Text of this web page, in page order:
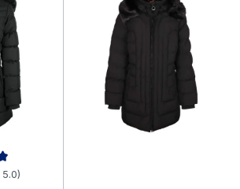
von 4.96 von 5 Sternen